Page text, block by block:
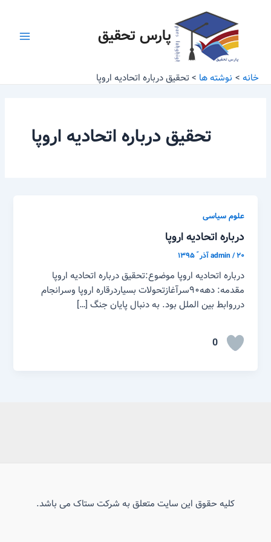
پارس تحقیق
خانه نوشته ها تحقیق درباره اتحادیه اروپا
تحقیق درباره اتحادیه اروپا
علوم سیاسی
درباره اتحادیه اروپا
admin/۲۰ آذر ّ ۱۳۹۵
درباره اتحادیه اروپا موضوع:تحقیق درباره اتحادیه اروپا
مقدمه: دهه۹۰سرآغازتحولات بسیاردرقاره اروپا وسرانجام
درروابط بین الملل بود. به دنبال پایان جنگ […]
0
کلیه حقوق این سایت متعلق به شرکت ستاک می باشد.